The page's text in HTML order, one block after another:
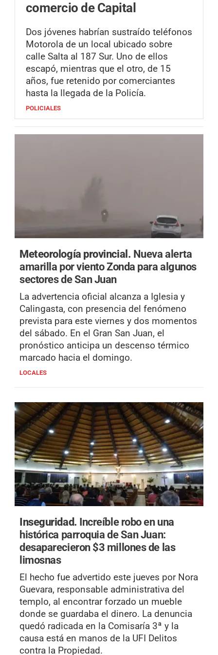
comercio de Capital
Dos jóvenes habrían sustraído teléfonos
Motorola de un local ubicado sobre
calle Salta al 187 Sur. Uno de ellos
escapó, mientras que el otro, de 15
años, fue retenido por comerciantes
hasta la llegada de la Policía.
POLICIALES
Meteorología provincial. Nueva alerta
amarilla por viento Zonda para algunos
sectores de San Juan
La advertencia oficial alcanza a Iglesia y
Calingasta, con presencia del fenómeno
prevista para este viernes y dos momentos
del sábado. En el Gran San Juan, el
pronóstico anticipa un descenso térmico
marcado hacia el domingo.
LOCALES
Inseguridad. Increíble robo en una
histórica parroquia de San Juan:
desaparecieron $3 millones de las
limosnas
El hecho fue advertido este jueves por Nora
Guevara, responsable administrativa del
templo, al encontrar forzado un mueble
donde se guardaba el dinero. La denuncia
quedó radicada en la Comisaría 3ª y la
causa está en manos de la UFI Delitos
contra la Propiedad.